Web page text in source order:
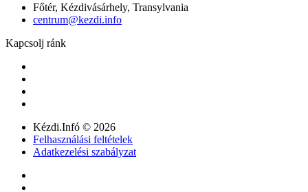
Főtér, Kézdivásárhely, Transylvania
centrum@kezdi.info
Kapcsolj ránk
Kézdi.Infó © 2026
Felhasználási feltételek
Adatkezelési szabályzat